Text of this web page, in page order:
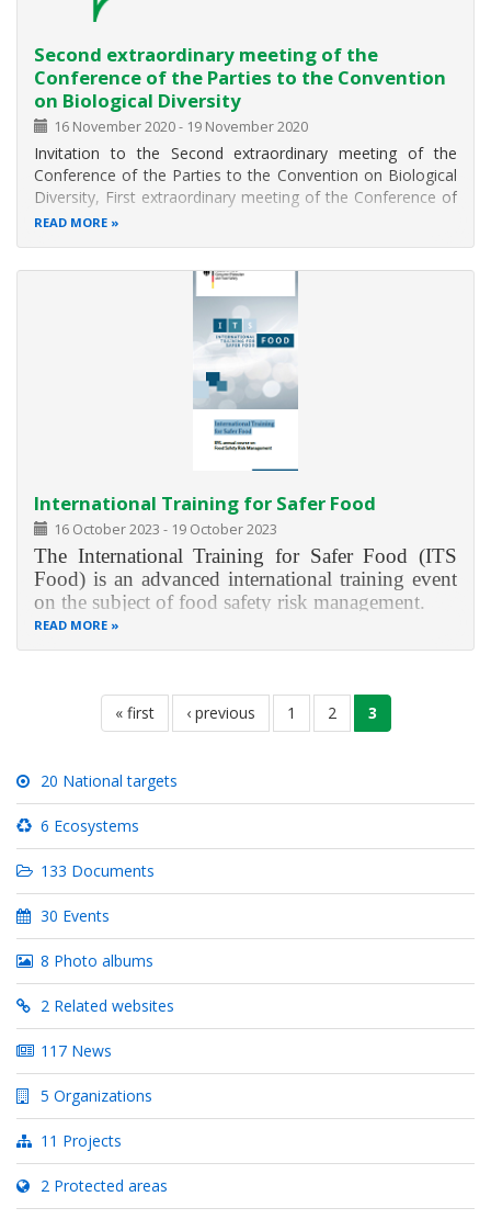
Second extraordinary meeting of the
Conference of the Parties to the Convention
on Biological Diversity
16 November 2020- 19 November 2020
Invitation to the Second extraordinary meeting of the
Conference of the Parties to the Convention on Biological
Diversity, First extraordinary meeting of the Conference of
the Parties serving as the meeting of the Parties to the
READ MORE
International Training for Safer Food
16 October 2023 - 19 October 2023
The International Training for Safer Food (ITS
Food) is an advanced international training event
on the subject of food safety risk management.
ITS Food provides you with in-depth knowledge
Union. The training will
READ MORE
Pagination
first
page
« first
previous
page
‹ previous page
1 page
2
current
page
3
20 National targets
6 Ecosystems
133 Documents
30 Events
8 Photo albums
2 Related websites
117 News
5 Organizations
11 Projects
2 Protected areas